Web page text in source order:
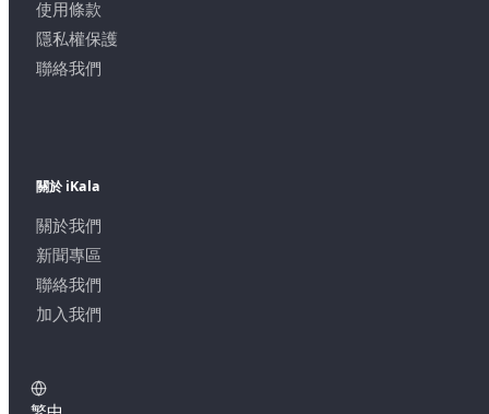
使用條款
隱私權保護
聯絡我們
關於 iKala
關於我們
新聞專區
聯絡我們
加入我們